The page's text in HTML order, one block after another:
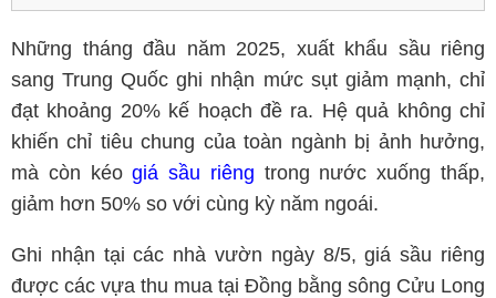
Những tháng đầu năm 2025, xuất khẩu sầu riêng
sang Trung Quốc ghi nhận mức sụt giảm mạnh, chỉ
đạt khoảng 20% kế hoạch đề ra. Hệ quả không chỉ
khiến chỉ tiêu chung của toàn ngành bị ảnh hưởng,
mà còn kéogiá sầu riêng trong nước xuống thấp,
giảm hơn 50% so với cùng kỳ năm ngoái.
Ghi nhận tại các nhà vườn ngày 8/5, giá sầu riêng
được các vựa thu mua tại Đồng bằng sông Cửu Long